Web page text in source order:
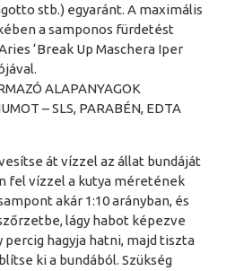
stb.) egyaránt. A maximális
a samponos fürdetést
‘Break Up Maschera Iper
ALAPANYAGOK
– SLS, PARABÉN, EDTA
át vízzel az állat bundáját
fel vízzel a kutya méretének
akár 1:10 arányban, és
lágy habot képezve
hagyja hatni, majd tiszta
ki a bundából. Szükség